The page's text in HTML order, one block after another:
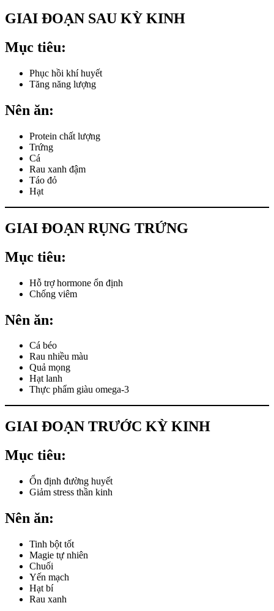
GIAI ĐOẠN SAU KỲ KINH
Mục tiêu:
Phục hồi khí huyết
Tăng năng lượng
Nên ăn:
Protein chất lượng
Trứng
Cá
Rau xanh đậm
Táo đỏ
Hạt
GIAI ĐOẠN RỤNG TRỨNG
Mục tiêu:
Hỗ trợ hormone ổn định
Chống viêm
Nên ăn:
Cá béo
Rau nhiều màu
Quả mọng
Hạt lanh
Thực phẩm giàu omega-3
GIAI ĐOẠN TRƯỚC KỲ KINH
Mục tiêu:
Ổn định đường huyết
Giảm stress thần kinh
Nên ăn:
Tinh bột tốt
Magie tự nhiên
Chuối
Yến mạch
Hạt bí
Rau xanh